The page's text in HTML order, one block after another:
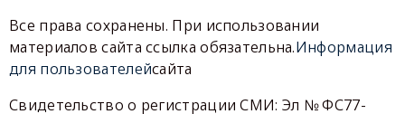
Все права сохранены. При использовании
материалов сайта ссылка обязательна.Информация
для пользователейсайта
Свидетельство о регистрации СМИ: Эл № ФС77-